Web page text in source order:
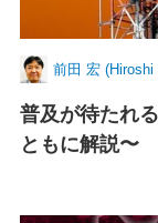
前田 宏 (Hiroshi
普及が待たれ
ともに解説〜